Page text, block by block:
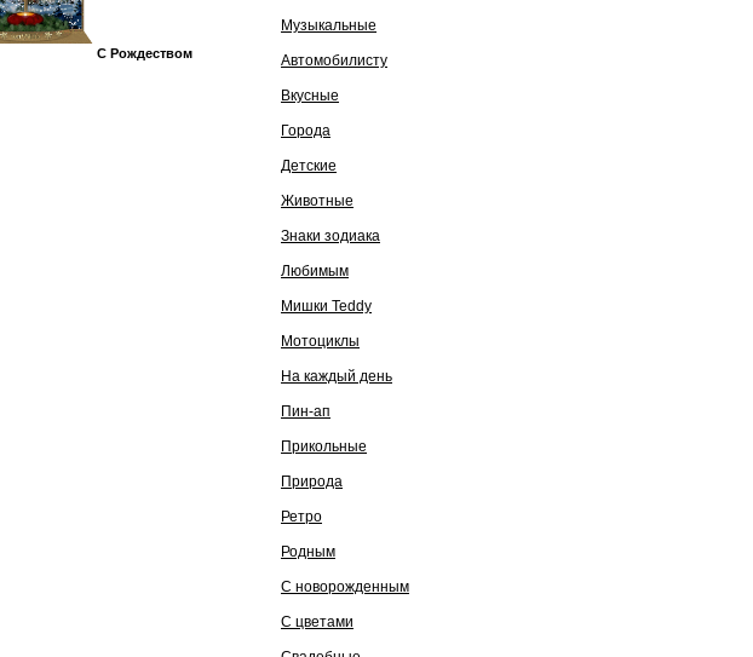
С Рождеством
Музыкальные
Автомобилисту
Вкусные
Города
Детские
Животные
Знаки зодиака
Любимым
Мишки Teddy
Мотоциклы
На каждый день
Пин-ап
Прикольные
Природа
Ретро
Родным
С новорожденным
С цветами